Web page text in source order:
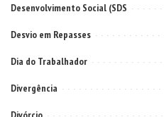
Desenvolvimento Social (SDS
Desvio em Repasses
Dia do Trabalhador
Divergência